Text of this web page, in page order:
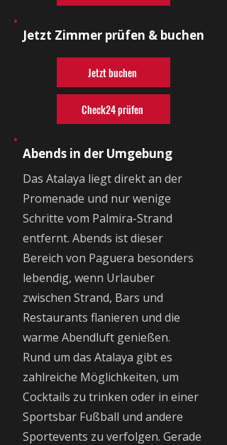
Jetzt Zimmer prüfen & buchen
Jetzt buchen
Check24 prüfen
Abends in der Umgebung
Das Atalaya liegt direkt an der
Promenade und nur wenige
Schritte vom Palmira-Strand
entfernt. Abends ist dieser
Bereich von Paguera besonders
lebendig, wenn Urlauber
zwischen Strand, Bars und
Restaurants flanieren und die
warme Abendluft genießen.
Rund um das Atalaya gibt es
zahlreiche Möglichkeiten, um
Cocktails zu trinken oder in einer
Sportsbar Fußball und andere
Sportevents zu verfolgen. Gerade